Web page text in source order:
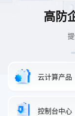
SSL证书大
智能管理的 AI
高防
定制
SSL证书大
智能管理的 AI
云计算产品
控制台中心